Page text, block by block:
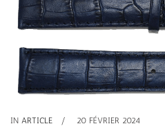
IN ARTICLE 20 FÉVRIER 2024